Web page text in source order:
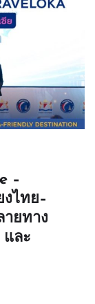
–
ไทย–
ยทาง
ละ